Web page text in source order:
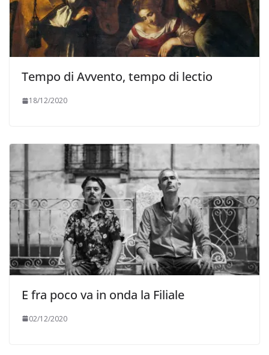
Tempo di Avvento, tempo di lectio
18/12/2020
E fra poco va in onda la Filiale
02/12/2020